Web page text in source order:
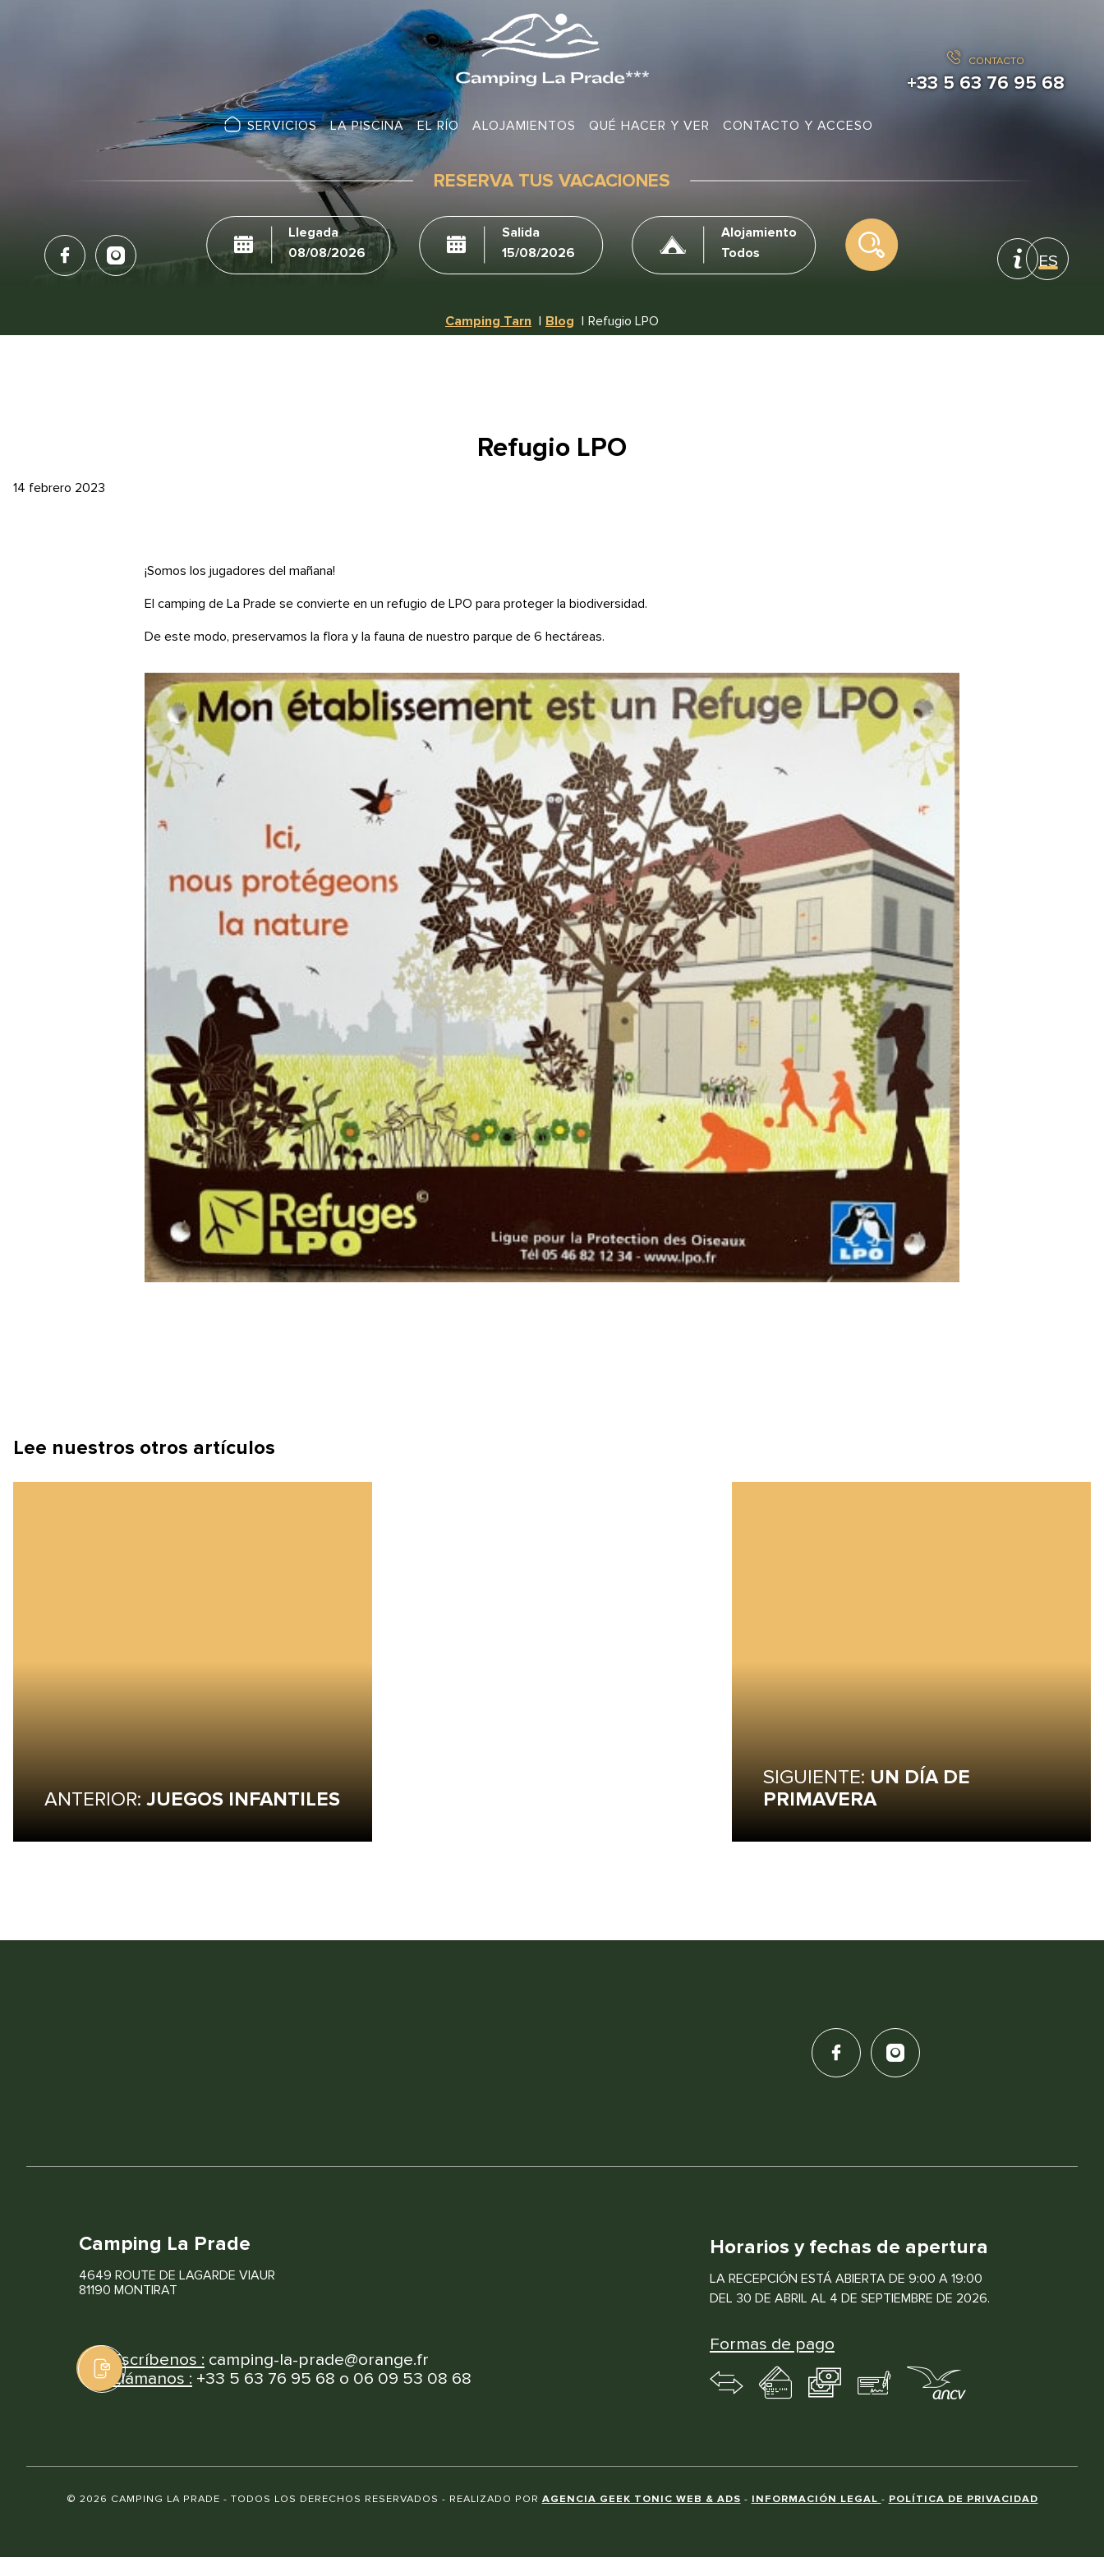
SERVICIOS LA PISCINA EL RÍO ALOJAMIENTOS QUÉ HACER Y VER CONTACTO Y ACCESO
CONTACTO
+33 5 63 76 95 68
RESERVA TUS VACACIONES
Llegada Salida Alojamiento
FR
ES
Camping Tarn Blog Refugio LPO
Refugio LPO
14 febrero 2023
¡Somos los jugadores del mañana!
El camping de La Prade se convierte en un refugio de LPO para proteger la biodiversidad.
De este modo, preservamos la flora y la fauna de nuestro parque de 6 hectáreas.
Lee nuestros otros artículos
ANTERIOR: JUEGOS INFANTILES
SIGUIENTE: UN DÍA DE
PRIMAVERA
Camping La Prade
4649 ROUTE DE LAGARDE VIAUR
81190 MONTIRAT
Escríbenos : camping-la-prade@orange.fr
Llámanos : +33 5 63 76 95 68 o 06 09 53 08 68
Horarios y fechas de apertura
LA RECEPCIÓN ESTÁ ABIERTA DE 9:00 A 19:00
DEL 30 DE ABRIL AL 4 DE SEPTIEMBRE DE 2026.
Formas de pago
© 2026 CAMPING LA PRADE - TODOS LOS DERECHOS RESERVADOS - REALIZADO POR AGENCIA GEEK TONIC WEB & ADS - INFORMACIÓN LEGAL - POLÍTICA DE PRIVACIDAD